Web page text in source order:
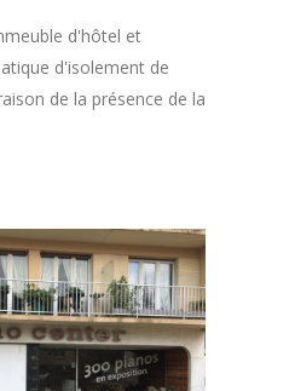
d'hôtel et
d'isolement de
de la présence de la